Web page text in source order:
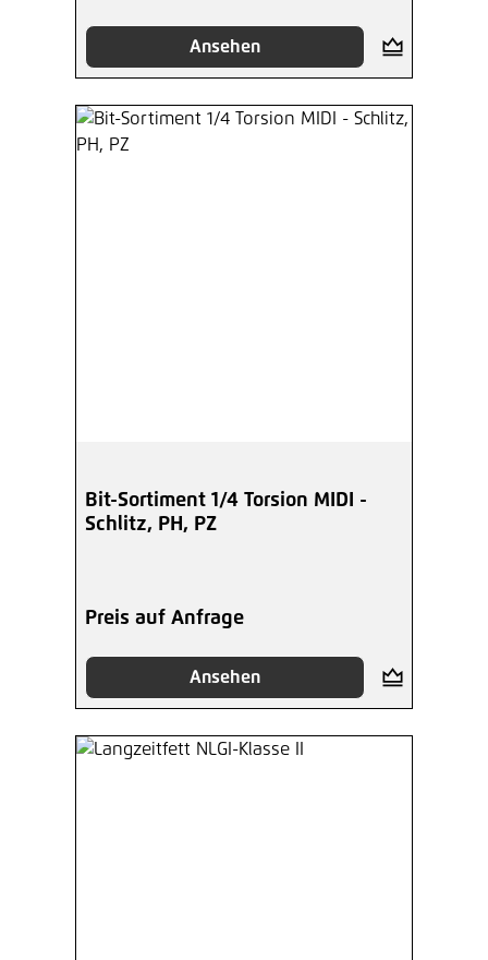
Ansehen
Bit-Sortiment 1/4 Torsion MIDI -
Schlitz, PH, PZ
Preis auf Anfrage
Ansehen